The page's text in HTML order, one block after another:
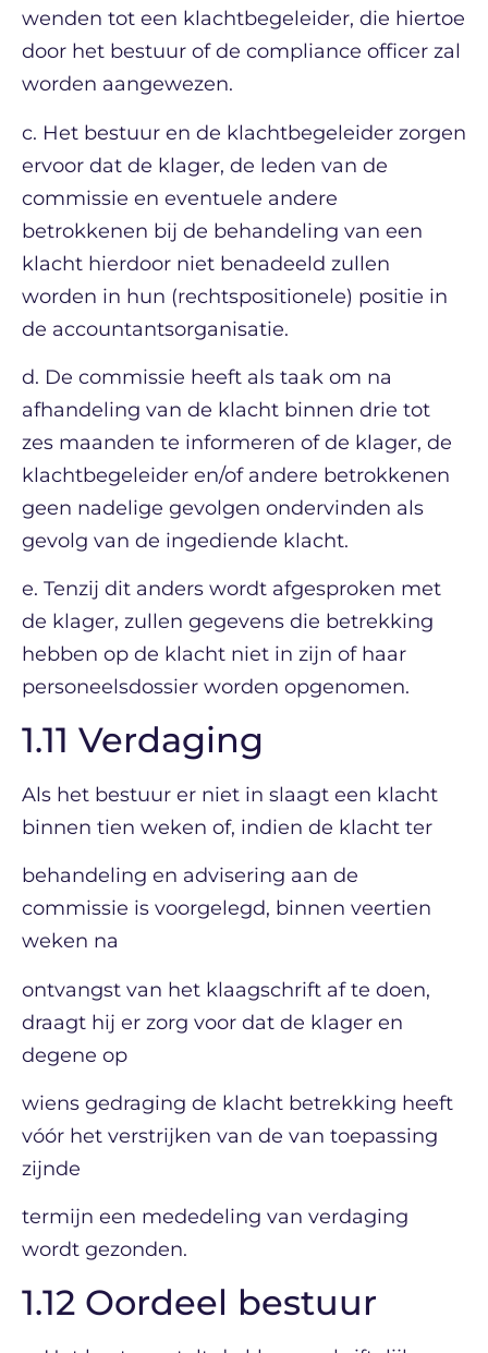
wenden tot een klachtbegeleider, die hiertoe
door het bestuur of de compliance officer zal
worden aangewezen.
c. Het bestuur en de klachtbegeleider zorgen
ervoor dat de klager, de leden van de
commissie en eventuele andere
betrokkenen bij de behandeling van een
klacht hierdoor niet benadeeld zullen
worden in hun (rechtspositionele) positie in
de accountantsorganisatie.
d. De commissie heeft als taak om na
afhandeling van de klacht binnen drie tot
zes maanden te informeren of de klager, de
klachtbegeleider en/of andere betrokkenen
geen nadelige gevolgen ondervinden als
gevolg van de ingediende klacht.
e. Tenzij dit anders wordt afgesproken met
de klager, zullen gegevens die betrekking
hebben op de klacht niet in zijn of haar
personeelsdossier worden opgenomen.
1.11 Verdaging
Als het bestuur er niet in slaagt een klacht
binnen tien weken of, indien de klacht ter
behandeling en advisering aan de
commissie is voorgelegd, binnen veertien
weken na
ontvangst van het klaagschrift af te doen,
draagt hij er zorg voor dat de klager en
degene op
wiens gedraging de klacht betrekking heeft
vóór het verstrijken van de van toepassing
zijnde
termijn een mededeling van verdaging
wordt gezonden.
1.12 Oordeel bestuur